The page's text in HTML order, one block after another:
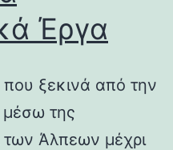
Έργα
ξεκινά από την
μέσω της
των Άλπεων μέχρι